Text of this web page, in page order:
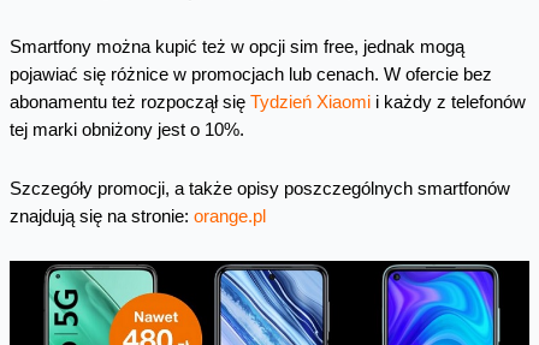
Smartfony można kupić też w opcji sim free, jednak mogą
pojawiać się różnice w promocjach lub cenach. W ofercie bez
abonamentu też rozpoczął się Tydzień Xiaomii każdy z telefonów
tej marki obniżony jest o 10%.
Szczegóły promocji, a także opisy poszczególnych smartfonów
znajdują się na stronie: orange.pl